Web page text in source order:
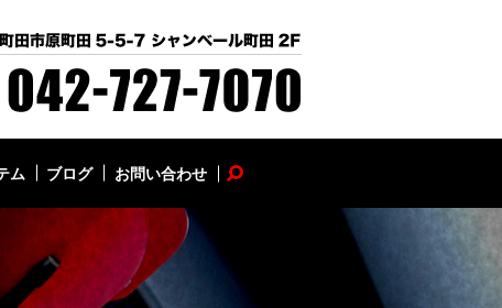
ム ブログ お問い合わせ search